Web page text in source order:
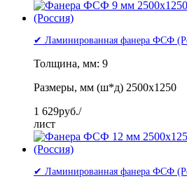
✔ Ламинированная фанера ФСФ
Толщина, мм: 9
Размеры, мм (ш*д) 2500x1250
1 629руб./
лист
✔ Ламинированная фанера ФСФ